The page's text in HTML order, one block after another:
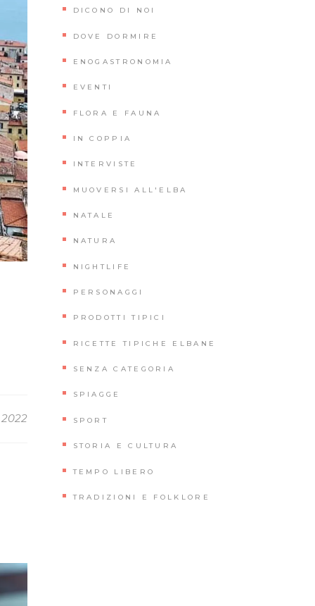
DICONO DI NOI
DOVE DORMIRE
ENOGASTRONOMIA
EVENTI
FLORA E FAUNA
IN COPPIA
INTERVISTE
MUOVERSI ALL'ELBA
NATALE
NATURA
NIGHTLIFE
PERSONAGGI
PRODOTTI TIPICI
RICETTE TIPICHE ELBANE
SENZA CATEGORIA
SPIAGGE
SPORT
STORIA E CULTURA
TEMPO LIBERO
TRADIZIONI E FOLKLORE